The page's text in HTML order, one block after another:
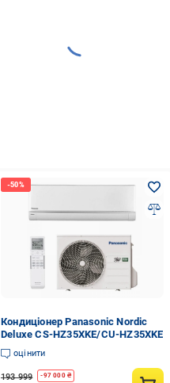
Кондиціонер Panasonic Nordic
Deluxe CS-HZ35XKE/CU-HZ35XKE
оцінити
193 999 -97 000₴